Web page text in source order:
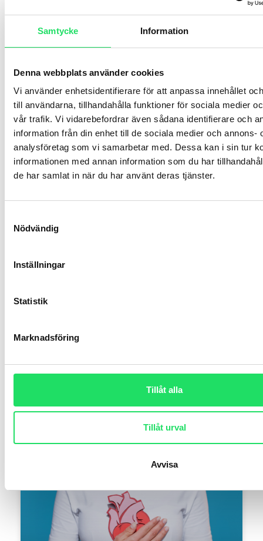
Samtycke Information
Denna webbplats använder cookies
Vi använder enhetsidentifierare för att anpassa innehållet
till användarna, tillhandahålla funktioner för sociala medier
vår trafik. Vi vidarebefordrar även sådana identifierare och
information från din enhet till de sociala medier och annons-
analysföretag som vi samarbetar med. Dessa kan i sin tur
informationen med annan information som du har
de har samlat in när du har använt deras tjänster.
Nödvändig
Inställningar
Statistik
Marknadsföring
Tillåt alla
Tillåt urval
Avvisa
working adults: A randomized controlled trial.
JAMA, 2000.
(13): p. 1655-63.
Ahlberg, G. (2004).Utvärdering av effekten av
ålder.Stockholm: AB Previa
Dela:
Fler insikter
Återhämtning med
energi på jobbet
Återhämtning är en fysiologisk process som
ger människan fysiskt och psykiskt utrymme